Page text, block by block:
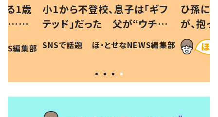
る1歳
…母
現行
編集部
小1から不登校、息子は「ギフ
テッド」だった 父が“ウチ給
食”を作り続ける理由とは #令
和の親 #令和の子
SNSで話題 ほ・とせなNEWS編集部
ひ孫に
が、抱
に「涙
方ない」